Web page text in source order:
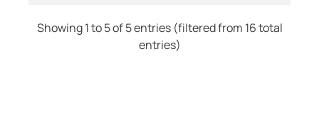
Showing 1 to 5 of 5 entries (filtered from 16 total
entries)